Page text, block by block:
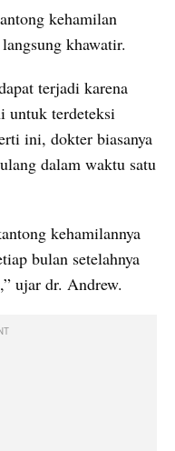
kehamilan
khawatir.
terjadi karena
untuk terdeteksi
ini, dokter biasanya
dalam waktu satu
kehamilannya
bulan setelahnya
ujar dr. Andrew.